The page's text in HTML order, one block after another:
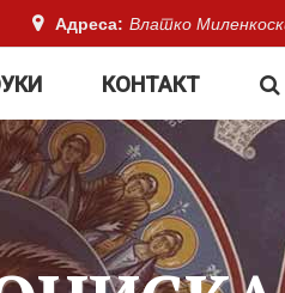
Адреса: Влатко
КОНТАКТ